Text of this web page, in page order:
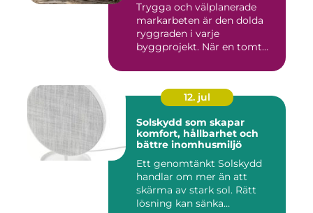
Trygga och välplanerade
markarbeten är den dolda
ryggraden i varje
byggprojekt. När en tomt
12. jul
Solskydd som skapar
komfort, hållbarhet och
bättre inomhusmiljö
Ett genomtänkt Solskydd
handlar om mer än att
skärma av stark sol. Rätt
lösning kan sänka